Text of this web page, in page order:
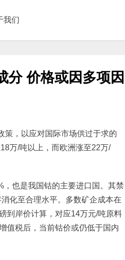
我们
分 价格或因多项因
策，以应对国际市场供过于求的
万/吨以上，而欧洲涨至22万/
也是我国钴的主要进口国。其禁
化至合理水平。多数矿企成本在
到岸价计算，对应14万元/吨原料
值税后，当前钴价或仍低于国内